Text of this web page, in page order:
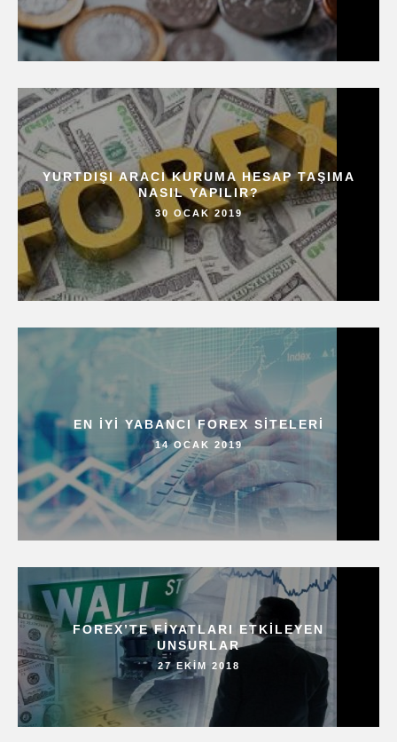
YURTDIŞI ARACI KURUMA HESAP TAŞIMA
NASIL YAPILIR?
30 OCAK 2019
EN İYI YABANCI FOREX SITELERI
14 OCAK 2019
FOREX’TE FIYATLARI ETKILEYEN
UNSURLAR
27 EKIM 2018